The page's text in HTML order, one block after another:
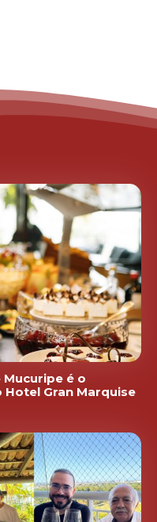
é o
Gran Marquise